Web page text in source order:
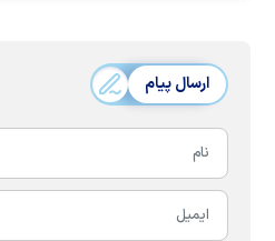
ارسال پیام